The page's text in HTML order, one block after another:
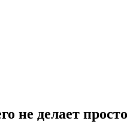
не делает просто